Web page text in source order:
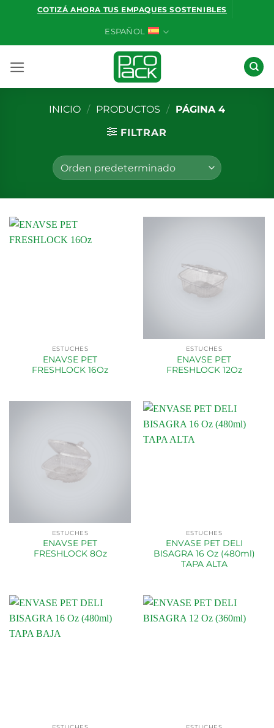
COTIZÁ AHORA TUS EMPAQUES SOSTENIBLES
ESPAÑOL
INICIO / PRODUCTOS / PÁGINA 4
FILTRAR
ESTUCHES
ENAVSE PET
FRESHLOCK 16Oz
ESTUCHES
ENAVSE PET
FRESHLOCK 12Oz
ESTUCHES
ENAVSE PET
FRESHLOCK 8Oz
ESTUCHES
ENVASE PET DELI
BISAGRA 16 Oz (480ml)
TAPA ALTA